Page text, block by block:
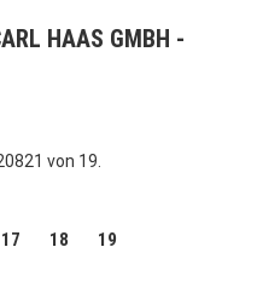
HAAS GMBH
von 19.
17 18 19